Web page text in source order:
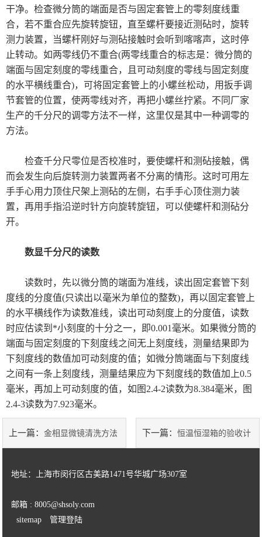
MAAG玛格仪器
德国烘箱
日本三菱化学
美国哈希HACH
进口色差仪
气体检测仪
thermax测温纸
TECAN 帝肯
瑞士万通
莱卡Leica切片机和显微镜
美国AZI仪器Jerome环境检测仪器
岛津设备耗材
物理性能测试仪器
菲思图phaseⅡ
干净。检查微分筒的端面是否与固定套管上的零刻度线重
合，若不重合应先旋转旋钮，直至螺杆要接近测砧时，旋转
测力装置，当螺杆刚好与测砧接触时会听到喀喀声，这时停
止转动。如两零线仍不重合(两零线重合的标志是：微分筒的
端面与固定刻度的零线重合，且可动刻度的零线与固定刻度
的水平横线重合)，可将固定套管上的小螺丝松动，用扳手调
节套管的位置，使两零线对齐，再把小螺丝拧紧。不同厂家
生产的千分尺的调零方法不一样，这里仅是其中一种调零的
方法。
检查千分尺零位是否校准时，要使螺杆和测砧接触，偶
而会发生向后旋转测力装置两者不分离的情形。这时可用左
手手心用力顶住尺架上测砧的左侧，右手手心顶住测力装
置，再用手指沿逆时针方向旋转旋钮，可以使螺杆和测砧分
开。
数显千分尺的读数
读数时，先以微分筒的端面为准线，读出固定套管下刻
度线的分度值(只读出以毫米为单位的整数)，再以固定套管上
的水平横线作为读数准线，读出可动刻度上的分度值，读数
时应估读到*小刻度的十分之一，即0.001毫米。如果微分筒的
端面与固定刻度的下刻度线之间无上刻度线，测量结果即为
下刻度线的数值加可动刻度的值；如微分筒端面与下刻度线
之间有一条上刻度线，测量结果应为下刻度线的数值加上0.5
毫米，再加上可动刻度的值，如图2.4-2读数为8.384毫米，图
2.4-3读数为7.923毫米。
上一篇：金相显微镜清洗方法 下一篇： 恒温恒湿箱的验收计
地址：上海市闵行区古美路1471号华城广场307室
邮箱 : 8005@shsoly.com
sitemap
管理登陆